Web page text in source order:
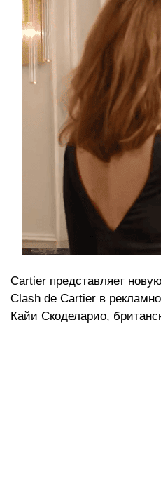
Cartier представляет
Clash de Cartier в
Кайи Скоделарио,